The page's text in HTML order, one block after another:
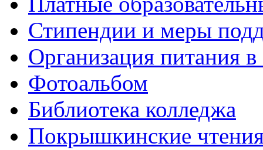
Стипендии и меры
Организация питания в
Фотоальбом
Библиотека колледжа
Покрышкинские